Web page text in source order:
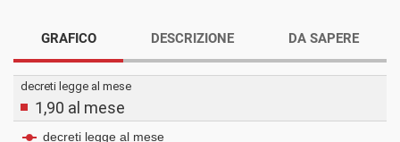
GRAFICO DESCRIZIONE DA SAPERE